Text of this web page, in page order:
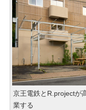
京王電鉄とR.projectが
業する